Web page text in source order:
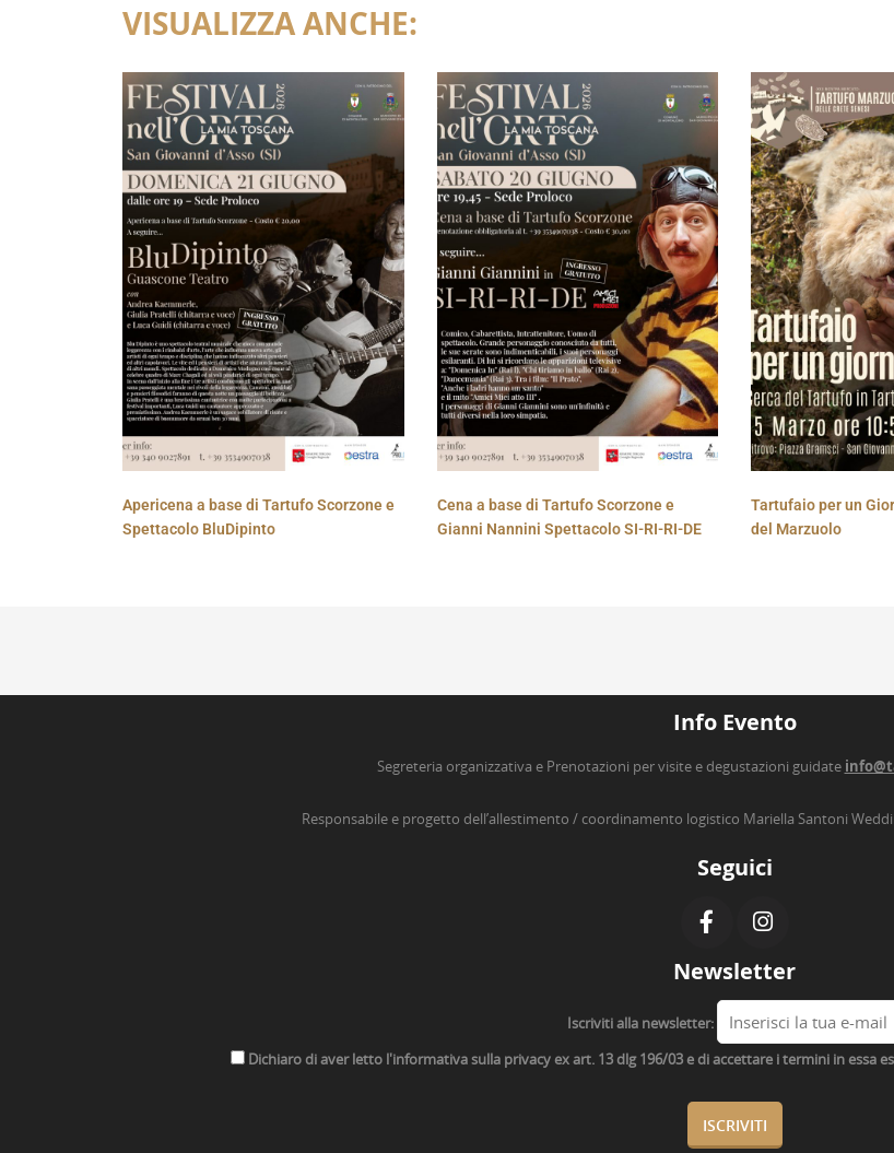
VISUALIZZA ANCHE:
Apericena a base di Tartufo Scorzone e
Spettacolo BluDipinto
Cena a base di Tartufo Scorzone e
Gianni Nannini Spettacolo SI-RI-RI-DE
Tartufaio per un
del Marzuolo
Info Evento
Segreteria organizzativa e Prenotazioni per visite e degustazioni guidate
Responsabile e progetto dell’allestimento / coordinamento logistico Mariella Santoni
Seguici
Newsletter
Iscriviti alla newsletter:
Dichiaro di aver letto l'informativa sulla privacy ex art. 13 dlg 196/03 e di accettare i termini in essa